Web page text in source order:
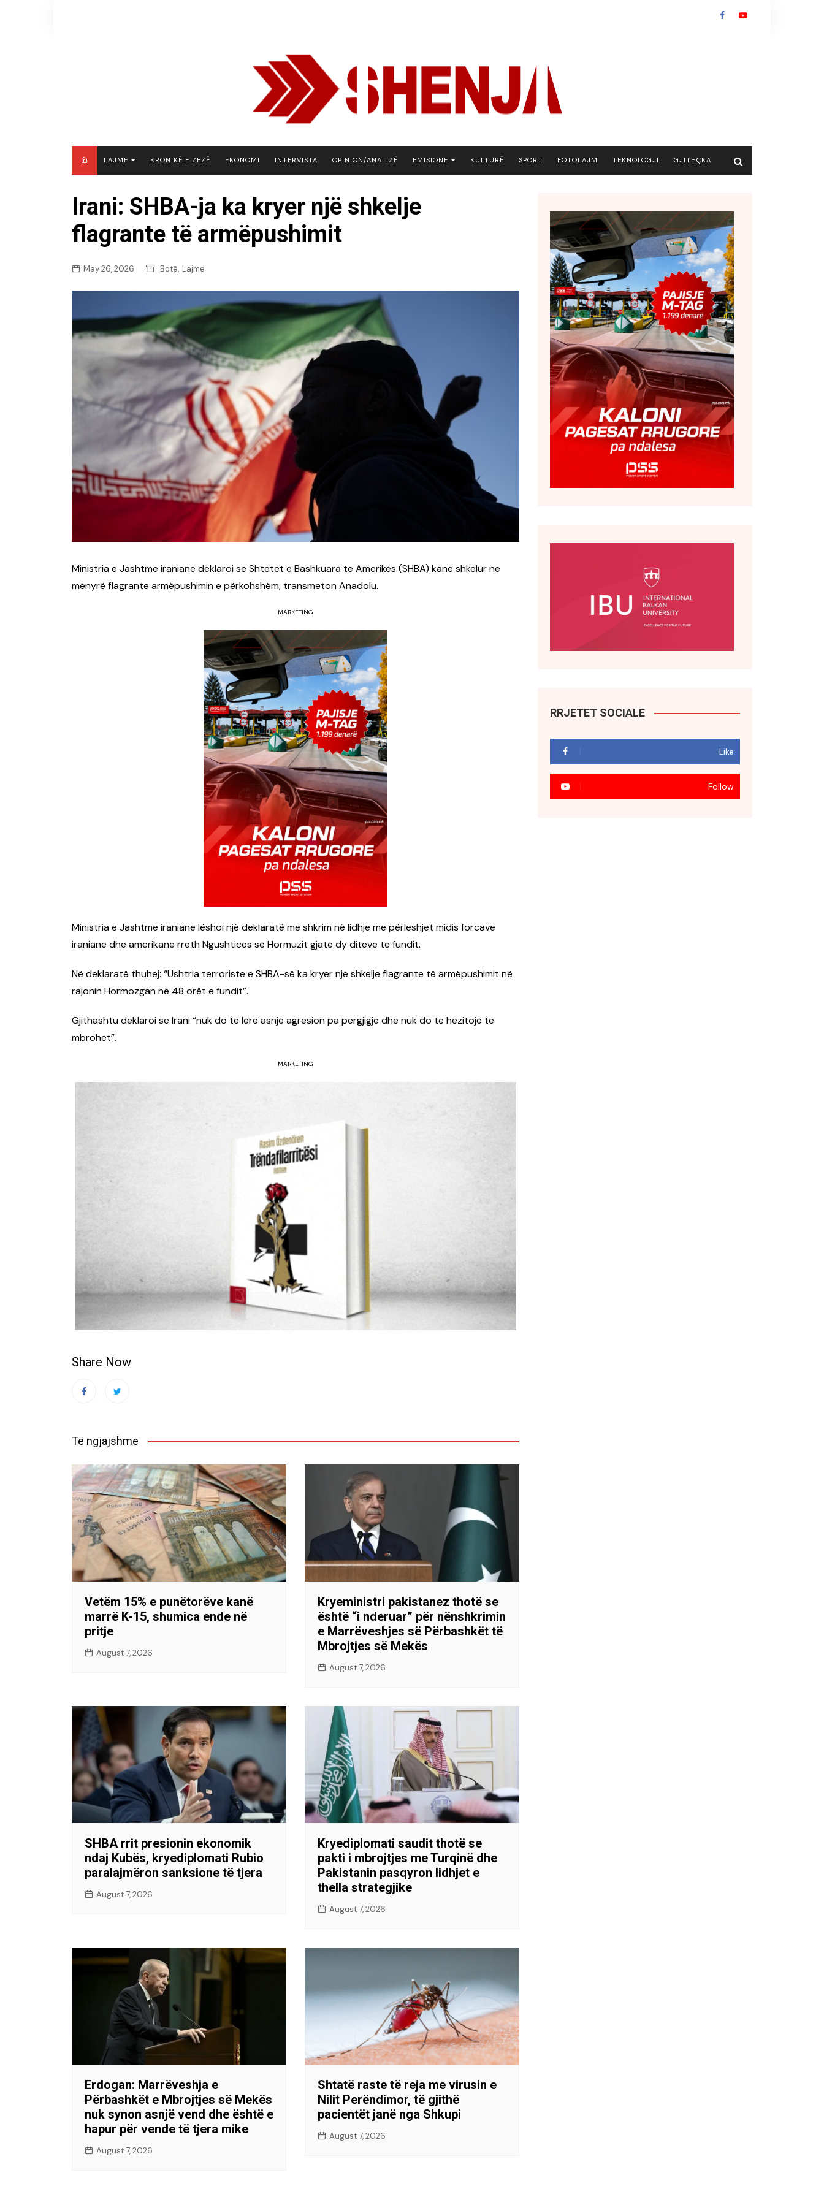
LAJME
KOSOVË
RAJON
BOTË
KRONIKË E ZEZË EKONOMI INTERVISTA OPINION/ANALIZË EMISIONE
BOTA NE FOKUS
KU E KISHIM FJALEN
LIGJERATE FETARE
PARADITE ME NE
PIKËPAMJE
RECETA E DITES
KULTURË SPORT FOTOLAJM TEKNOLOGJI GJITHÇKA
Irani: SHBA-ja ka kryer një shkelje
flagrante të armëpushimit
May 26, 2026 Botë, Lajme
Ministria e Jashtme iraniane deklaroi se Shtetet e Bashkuara të Amerikës (SHBA) kanë shkelur në
mënyrë flagrante armëpushimin e përkohshëm, transmeton Anadolu.
MARKETING
Ministria e Jashtme iraniane lëshoi ​​një deklaratë me shkrim në lidhje me përleshjet midis forcave
iraniane dhe amerikane rreth Ngushticës së Hormuzit gjatë dy ditëve të fundit.
Në deklaratë thuhej: “Ushtria terroriste e SHBA-së ka kryer një shkelje flagrante të armëpushimit në
rajonin Hormozgan në 48 orët e fundit”.
Gjithashtu deklaroi se Irani “nuk do të lërë asnjë agresion pa përgjigje dhe nuk do të hezitojë të
mbrohet”.
MARKETING
Share Now
Të ngjajshme
Vetëm 15% e punëtorëve kanë
marrë K-15, shumica ende në
pritje
August 7, 2026
Kryeministri pakistanez thotë se
është “i nderuar” për nënshkrimin
e Marrëveshjes së Përbashkët të
Mbrojtjes së Mekës
August 7, 2026
SHBA rrit presionin ekonomik
ndaj Kubës, kryediplomati Rubio
paralajmëron sanksione të tjera
August 7, 2026
Kryediplomati saudit thotë se
pakti i mbrojtjes me Turqinë dhe
Pakistanin pasqyron lidhjet e
thella strategjike
August 7, 2026
Erdogan: Marrëveshja e
Përbashkët e Mbrojtjes së Mekës
nuk synon asnjë vend dhe është e
hapur për vende të tjera mike
August 7, 2026
Shtatë raste të reja me virusin e
Nilit Perëndimor, të gjithë
pacientët janë nga Shkupi
August 7, 2026
RRJETET SOCIALE
Like
Follow